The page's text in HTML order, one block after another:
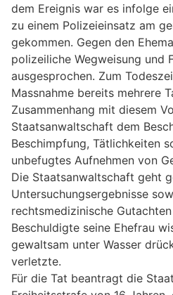
dem Ereignis war es infolge
zu einem Polizeieinsatz am
gekommen. Gegen den
polizeiliche Wegweisung und
ausgesprochen. Zum
Massnahme bereits mehrere
Zusammenhang mit diesem
Staatsanwaltschaft dem
Beschimpfung, Tätlichkeiten
unbefugtes Aufnehmen von
Die Staatsanwaltschaft geht
Untersuchungsergebnisse
rechtsmedizinische
Beschuldigte seine Ehefrau
gewaltsam unter Wasser
verletzte.
Für die Tat beantragt die